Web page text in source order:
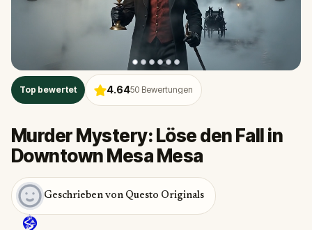
Top bewertet 4.6450 Bewertungen
Murder Mystery: Löse den Fall in
Downtown Mesa Mesa
Geschrieben von Questo Originals